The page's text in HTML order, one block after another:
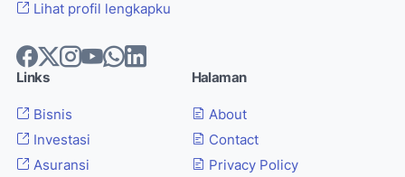
Lihat profil lengkapku
Links
Bisnis
Investasi
Asuransi
Halaman
About
Contact
Privacy Policy